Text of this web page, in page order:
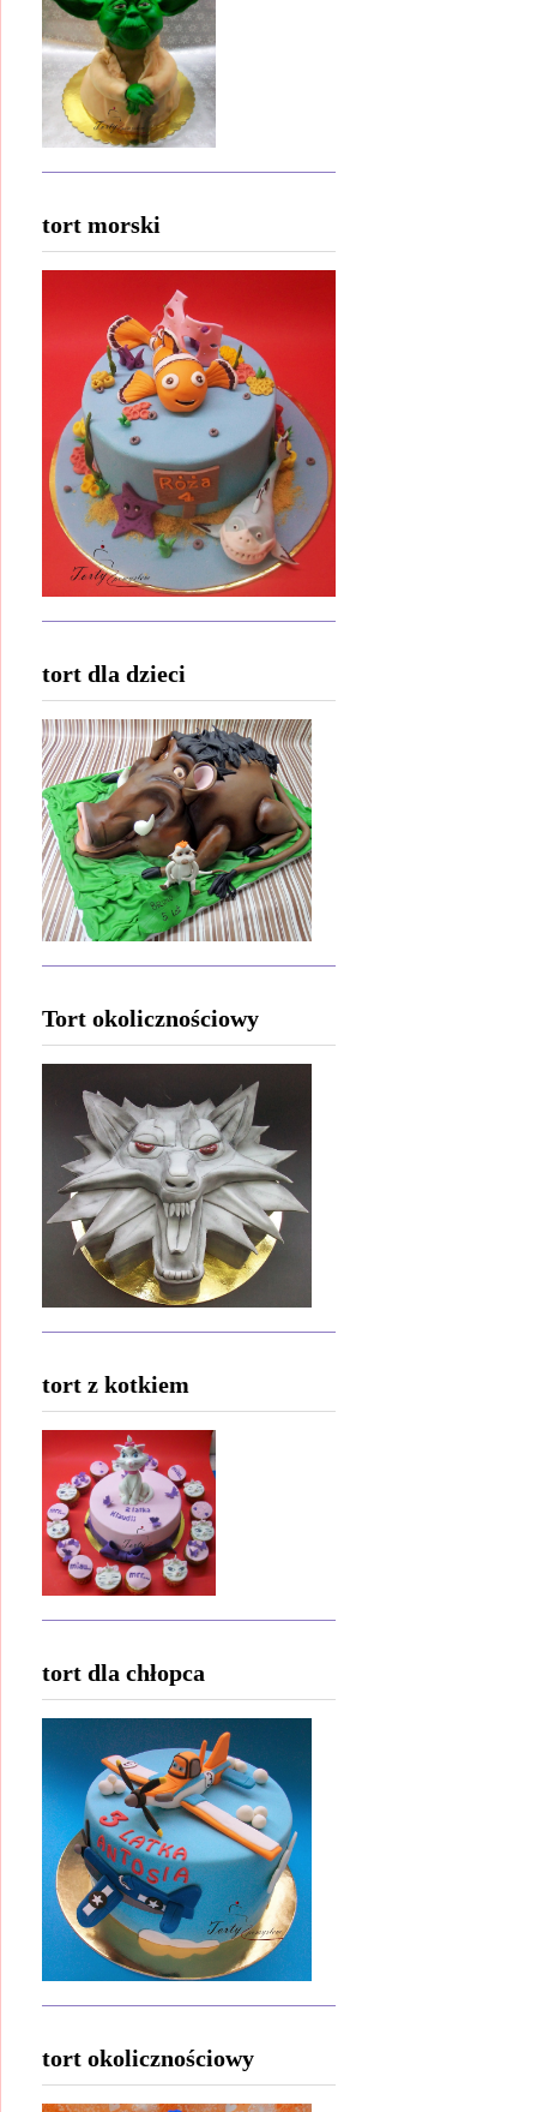
tort morski
tort dla dzieci
Tort okolicznościowy
tort z kotkiem
tort dla chłopca
tort okolicznościowy